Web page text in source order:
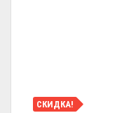
СКИДКА!